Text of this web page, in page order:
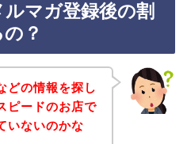
マガ登録後の割
？
どの情報を探し
ピードのお店で
いないのかな